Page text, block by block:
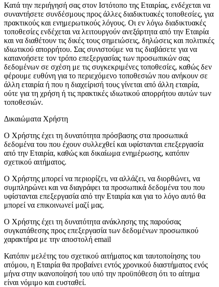
Κατά την περιήγησή σας στον Ιστότοπο της Εταιρίας, ενδέχεται να
συναντήσετε συνδέσμους προς άλλες διαδικτυακές τοποθεσίες, για
πρακτικούς και ενημερωτικούς λόγους. Οι εν λόγω διαδικτυακές
τοποθεσίες ενδέχεται να λειτουργούν ανεξάρτητα από την Εταιρία
και να διαθέτουν τις δικές τους σημειώσεις, δηλώσεις και πολιτικές
ιδιωτικού απορρήτου. Σας συνιστούμε να τις διαβάσετε για να
κατανοήσετε τον τρόπο επεξεργασίας των προσωπικών σας
δεδομένων σε σχέση με τις συγκεκριμένες τοποθεσίες, καθώς δεν
φέρουμε ευθύνη για το περιεχόμενο τοποθεσιών που ανήκουν σε
άλλη εταιρία ή που η διαχείρισή τους γίνεται από άλλη εταιρία,
ούτε για τη χρήση ή τις πρακτικές ιδιωτικού απορρήτου αυτών των
τοποθεσιών.
Δικαιώματα Χρήστη
Ο Χρήστης έχει τη δυνατότητα πρόσβασης στα προσωπικά
δεδομένα του που έχουν συλλεχθεί και υφίστανται επεξεργασία
από την Εταιρία, καθώς και δικαίωμα ενημέρωσης, κατόπιν
σχετικού αιτήματος.
Ο Χρήστης μπορεί να περιορίζει, να αλλάζει, να διορθώνει, να
συμπληρώνει και να διαγράφει τα προσωπικά δεδομένα του που
υφίστανται επεξεργασία από την Εταιρία και για το λόγο αυτό θα
μπορεί να επικοινωνεί μαζί μας.
Ο Χρήστης έχει τη δυνατότητα ανάκλησης της παρούσας
συγκατάθεσης προς επεξεργασία των δεδομένων προσωπικού
χαρακτήρα με την αποστολή email
Κατόπιν μελέτης του σχετικού αιτήματος και ταυτοποίησης του
ατόμου, η Εταιρία θα προβαίνει εντός χρονικού διαστήματος ενός
μήνα στην ικανοποίησή του υπό την προϋπόθεση ότι το αίτημα
είναι νόμιμο και ευσταθεί.